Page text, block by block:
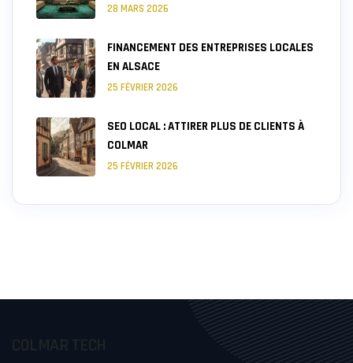
28 MARS 2026
FINANCEMENT DES ENTREPRISES LOCALES
EN ALSACE
25 FÉVRIER 2026
SEO LOCAL : ATTIRER PLUS DE CLIENTS À
COLMAR
25 FÉVRIER 2026